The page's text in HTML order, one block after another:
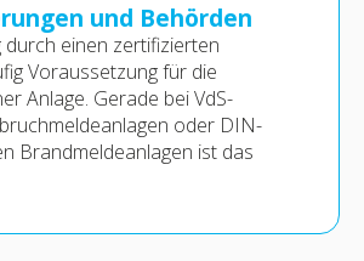
und Behörden
durch einen zertifizierten
Voraussetzung für die
Anlage. Gerade bei VdS-
oder DIN-
Brandmeldeanlagen ist das